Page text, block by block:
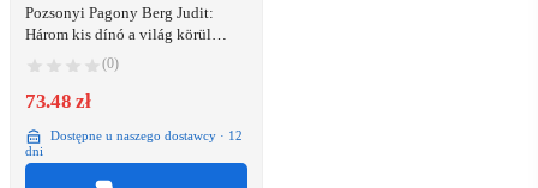
Pozsonyi Pagony Berg Judit:
Három kis dínó a világ körül
(9789635878369)
(0)
73.48 zł
Dostępne u naszego dostawcy · 12
dni